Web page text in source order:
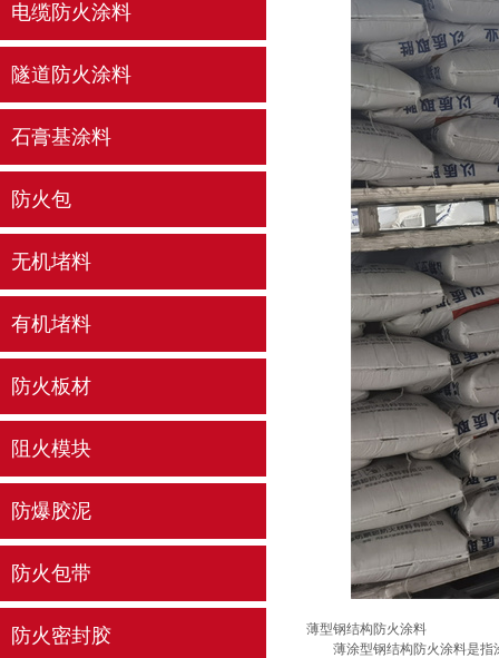
薄型钢结构防火涂料
薄涂型钢结构防火涂料是指涂
电缆防火涂料
隧道防火涂料
石膏基涂料
防火包
无机堵料
有机堵料
防火板材
阻火模块
防爆胶泥
防火包带
防火密封胶